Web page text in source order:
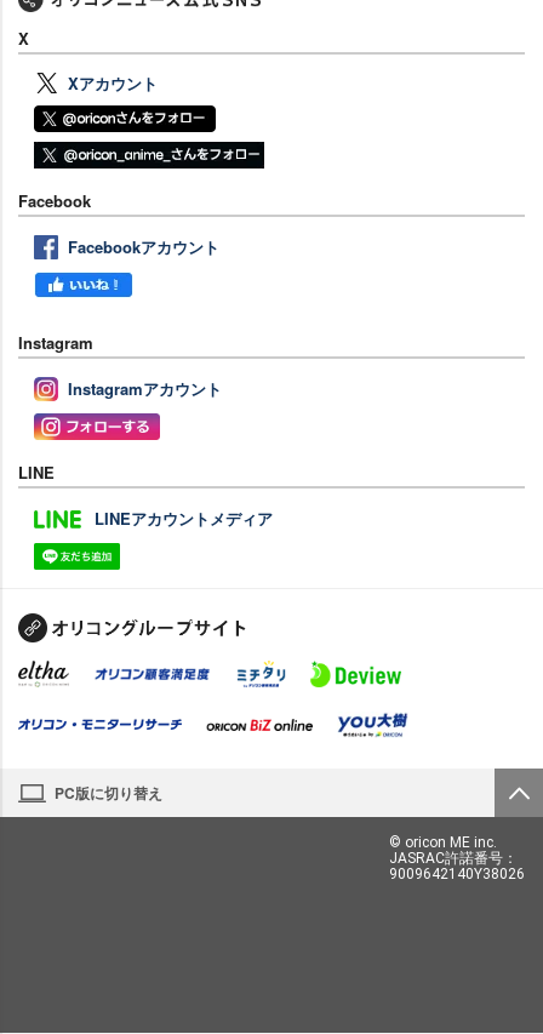
X
Xアカウント
Facebook
Facebookアカウント
Instagram
Instagramアカウント
LINE
LINEアカウントメディア
PC版に切り替え
© oricon ME inc.
JASRAC許諾番号：
9009642140Y38026